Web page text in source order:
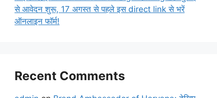
से आवेदन शुरू, 17 अगस्त से पहले इस direct link से भरें
ऑनलाइन फॉर्म!
Recent Comments